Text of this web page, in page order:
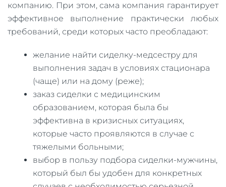
компанию. При этом, сама компания гарантирует
эффективное выполнение практически любых
требований, среди которых часто преобладают:
желание найти сиделку-медсестру для
выполнения задач в условиях стационара
(чаще) или на дому (реже);
заказ сиделки с медицинским
образованием, которая была бы
эффективна в кризисных ситуациях,
которые часто проявляются в случае с
тяжелыми больными;
выбор в пользу подбора сиделки-мужчины,
который был бы удобен для конкретных